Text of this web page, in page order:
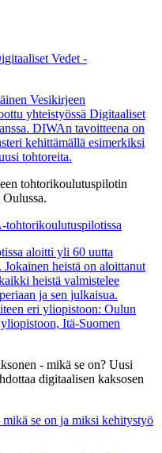
Vedet -
Vesikirjeen
yhteistyössä Digitaaliset
DIWAn tavoitteena on
kehittämällä esimerkiksi
tohtoreita.
aloitti yli 60 uutta
heistä on aloittanut
heistä valmistelee
ja sen julkaisua.
eri yliopistoon: Oulun
Itä-Suomen
se on ja miksi kehitystyö